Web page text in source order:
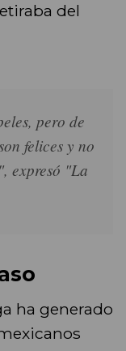
del
pero de
felices y no
expresó "La
ha generado